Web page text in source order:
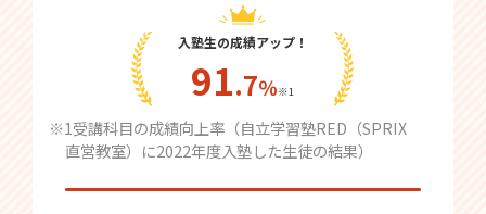
入塾生の成績アップ！
91.7％※1
※1受講科目の成績向上率（自立学習塾RED（SPRIX
直営教室）に2022年度入塾した生徒の結果）